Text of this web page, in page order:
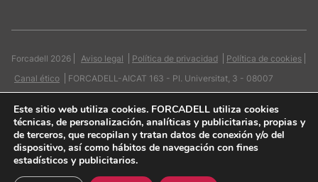
Forcadell 2026 Aviso legal Política de privacidad
Política de cookies
Canal ético
FORCADELL-AICAT 163 - Pl. Universitat, 3 - 08007
Quiero contactar
Este sitio web utiliza cookies. FORCADELL utiliza cookies
técnicas, de personalización, analíticas y publicitarias, propias y
de terceros, que recopilan y tratan datos de conexión y/o del
dispositivo, así como hábitos de navegación con fines
estadísticos y publicitarios.